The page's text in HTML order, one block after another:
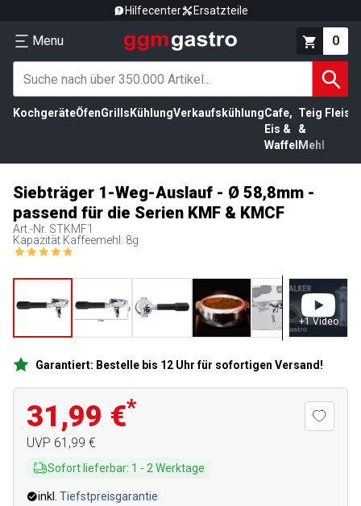
Hilfecenter Ersatzteile
Menu 0
KochgeräteÖfenGrills KühlungVerkaufskühlungCafe,
Eis &
Waffel
Teig
&
Mehl
Siebträger 1-Weg-Auslauf - Ø 58,8mm -
passend für die Serien KMF & KMCF
Art.-Nr. STKMF1
Kapazität Kaffeemehl: 8g
+1 Video
Garantiert: Bestelle bis 12 Uhr für sofortigen Versand!
31,99 €*
UVP 61,99 €
Sofort lieferbar: 1 - 2 Werktage
inkl. Tiefstpreisgarantie